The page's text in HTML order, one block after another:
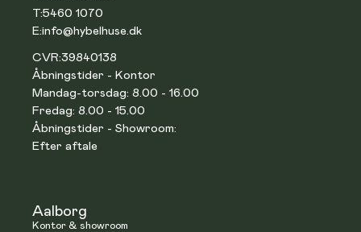
T:5460 1070
E:info@hybelhuse.dk
CVR:39840138
Åbningstider - Kontor
Mandag-torsdag: 8.00 - 16.00
Fredag: 8.00 - 15.00
Åbningstider - Showroom:
Efter aftale
Aalborg
Kontor & showroom